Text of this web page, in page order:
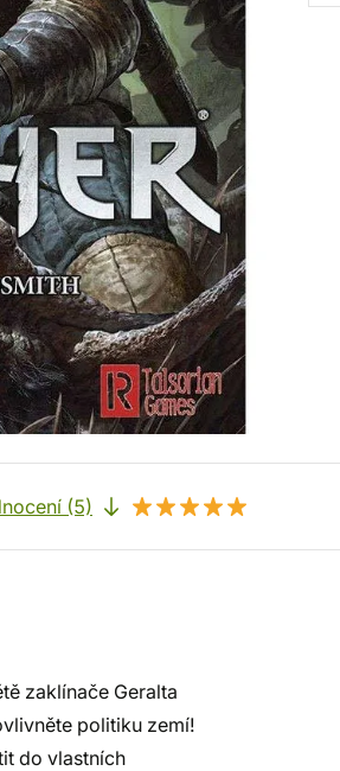
(5)
zaklínače Geralta
politiku zemí!
do vlastních